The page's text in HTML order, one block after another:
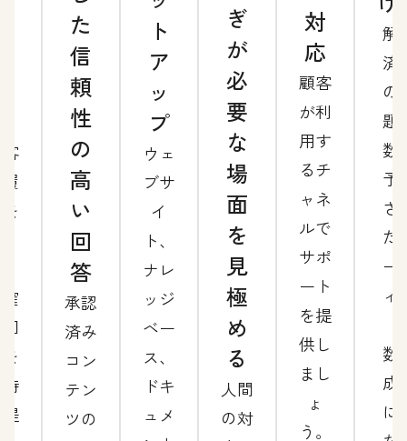
た
信
頼
性
の
高
い
回
答
承認
済み
コン
テン
ツの
ト
ア
ッ
プ
ウェ
ブサ
イ
ト、
ナレ
ッジ
ベー
ス、
ドキ
ュメ
ぎ
が
必
要
な
場
面
を
見
極
め
る
人間
の対
対
応
顧客
が利
用す
るチ
ャネ
ルで
サポ
ート
を提
供し
まし
ょ
う。
解
済
の
題
数
予
さ
た
ー
ィ
数
成
に